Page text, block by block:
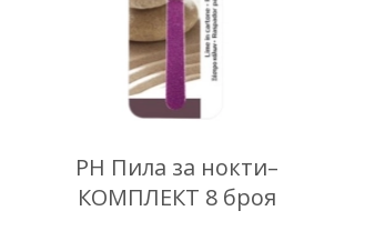
PH Пила за нокти–
КОМПЛЕКТ 8 броя